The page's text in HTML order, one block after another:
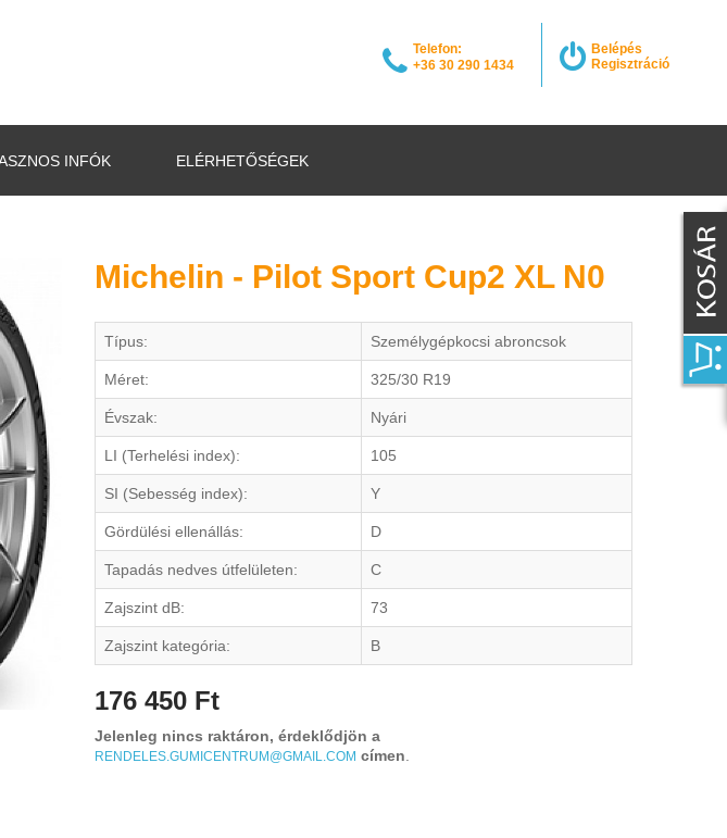
Belépés
Regisztráció
Telefon:
+36 30 290 1434
INFÓK ELÉRHETŐSÉGEK
Michelin - Pilot Sport Cup2 XL N0
Típus: Személygépkocsi abroncsok
Méret: 325/30 R19
Évszak: Nyári
LI (Terhelési index): 105
SI (Sebesség index): Y
Gördülési ellenállás: D
Tapadás nedves útfelületen: C
Zajszint dB: 73
Zajszint kategória: B
176 450 Ft
Jelenleg nincs raktáron, érdeklődjön a
RENDELES.GUMICENTRUM@GMAIL.COM címen